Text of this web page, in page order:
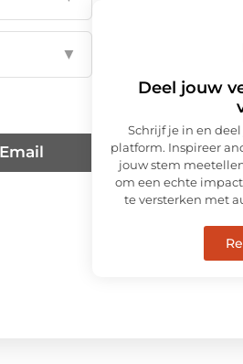
▼
Email
Deel jouw
Schrijf je in en
platform. Inspireer
jouw stem
om een echte
te versterken met